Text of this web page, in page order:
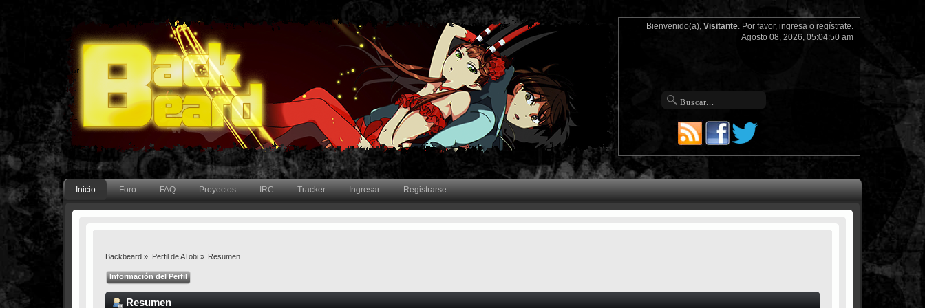
Bienvenido(a), Visitante. Por favor, ingresao regístrate.
Agosto 08, 2026, 05:04:50 am
Inicio Foro FAQ Proyectos IRC Tracker Ingresar Registrarse
Backbeard » Perfil de ATobi » Resumen
Información del Perfil
Resumen